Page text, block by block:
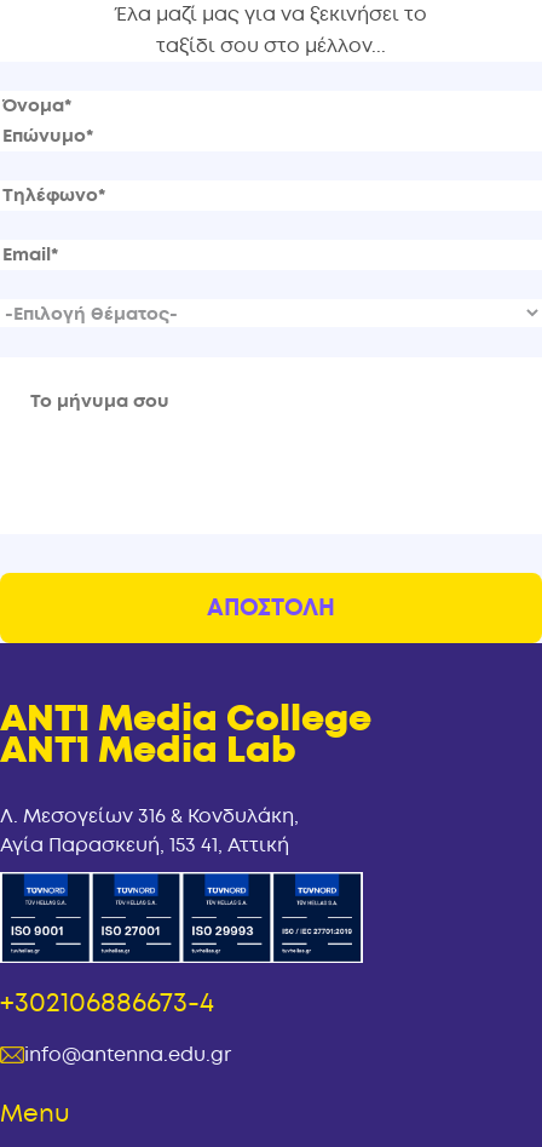
Έλα μαζί μας για να ξεκινήσει το
ταξίδι σου στο μέλλον...
ANT1 Media College
ANT1 Media Lab
Λ. Μεσογείων 316 & Κονδυλάκη,
Αγία Παρασκευή, 153 41, Αττική
+302106886673-4
info@antenna.edu.gr
Menu